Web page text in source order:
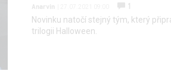
Anarvin
1
Novinku natočí stejný tým, který
trilogii Halloween.